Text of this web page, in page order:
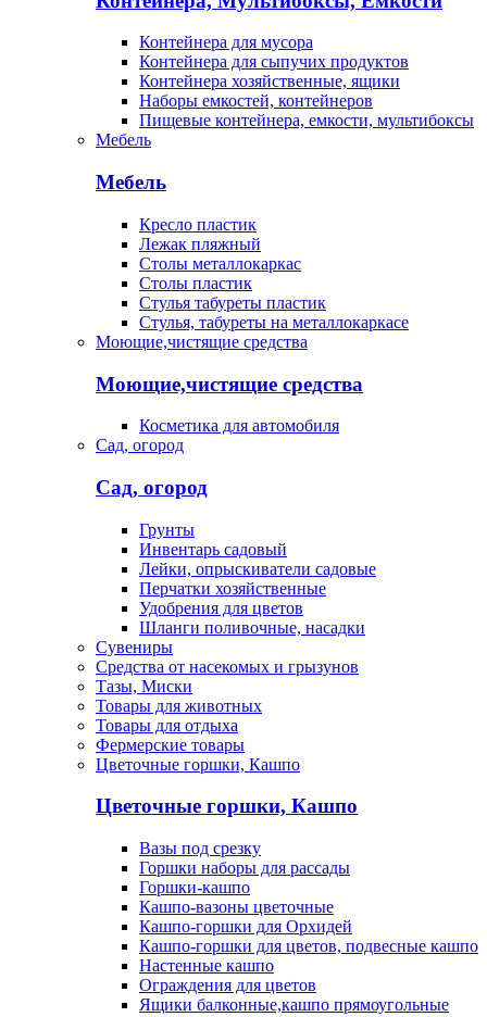
Контейнера для мусора
Контейнера для сыпучих продуктов
Контейнера хозяйственные, ящики
Наборы емкостей, контейнеров
Пищевые контейнера, емкости, мультибоксы
Мебель
Мебель
Кресло пластик
Лежак пляжный
Столы металлокаркас
Столы пластик
Стулья табуреты пластик
Стулья, табуреты на металлокаркасе
Моющие,чистящие средства
Моющие,чистящие средства
Косметика для автомобиля
Сад, огород
Сад, огород
Грунты
Инвентарь садовый
Лейки, опрыскиватели садовые
Перчатки хозяйственные
Удобрения для цветов
Шланги поливочные, насадки
Сувениры
Средства от насекомых и грызунов
Тазы, Миски
Товары для животных
Товары для отдыха
Фермерские товары
Цветочные горшки, Кашпо
Цветочные горшки, Кашпо
Вазы под срезку
Горшки наборы для рассады
Горшки-кашпо
Кашпо-вазоны цветочные
Кашпо-горшки для Орхидей
Кашпо-горшки для цветов, подвесные кашпо
Настенные кашпо
Ограждения для цветов
Ящики балконные,кашпо прямоугольные